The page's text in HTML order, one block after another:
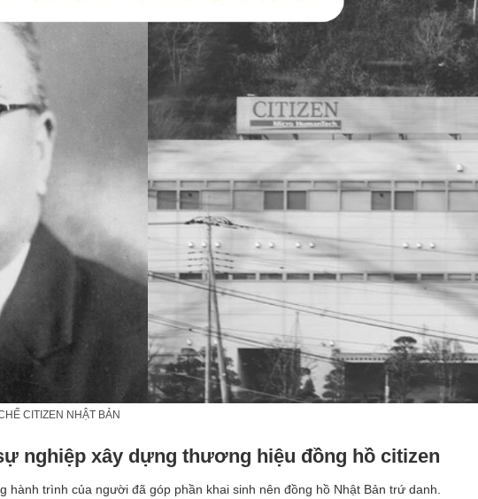
CITIZEN NHẬT BẢN
nghiệp xây dựng thương hiệu đồng hồ citizen
hành trình của người đã góp phần khai sinh nên đồng hồ Nhật Bản trứ danh.